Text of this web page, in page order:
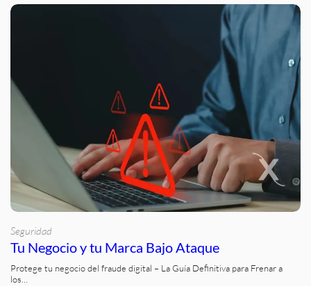
Seguridad
Tu Negocio y tu Marca Bajo Ataque
Protege tu negocio del fraude digital – La Guía Definitiva para Frenar a
los…